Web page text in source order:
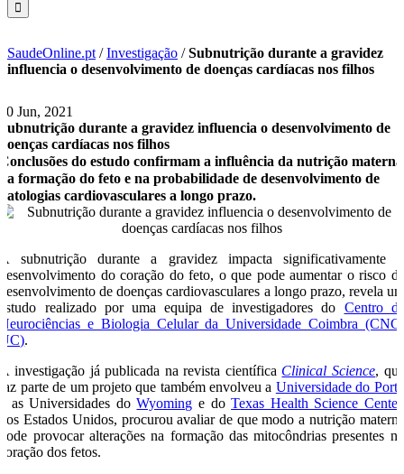
SaudeOnline.pt /Investigação /Subnutrição durante a gravidez
influencia o desenvolvimento de doenças cardíacas nos filhos
30 Jun, 2021
Subnutrição durante a gravidez influencia o desenvolvimento de
doenças cardíacas nos filhos
Conclusões do estudo confirmam a influência da nutrição materna
na formação do feto e na probabilidade de desenvolvimento de
patologias cardiovasculares a longo prazo.
A subnutrição durante a gravidez impacta significativamente o
desenvolvimento do coração do feto, o que pode aumentar o risco de
desenvolvimento de doenças cardiovasculares a longo prazo, revela um
estudo realizado por uma equipa de investigadores do Centro de
Neurociências e Biologia Celular da Universidade Coimbra (CNC-
UC).
A investigação já publicada na revista científica Clinical Science, que
faz parte de um projeto que também envolveu a Universidade do Porto
e as Universidades doWyoming e doTexas Health Science Center
dos Estados Unidos, procurou avaliar de que modo a nutrição materna
pode provocar alterações na formação das mitocôndrias presentes no
coração dos fetos.